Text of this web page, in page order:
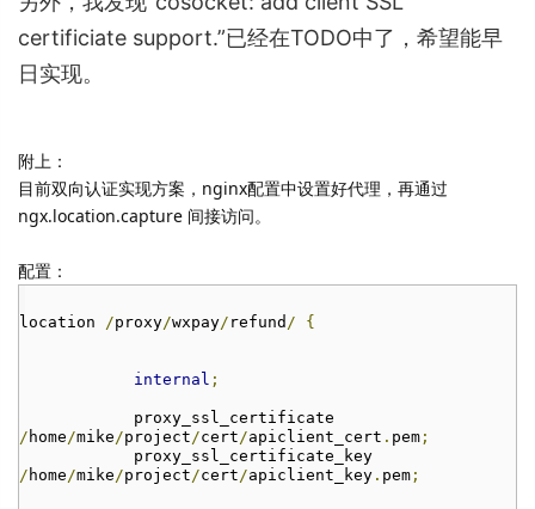
certificiate support.”已经在TODO中了，希望能早
日实现。
附上：
目前双向认证实现方案，nginx配置中设置好代理，再通过
ngx.location.capture 间接访问。
配置：
location /proxy/wxpay/ refund / {
internal ;
proxy_ssl_certificate
/ home/mike/project/cert/apiclient_cert . pem ;
proxy_ssl_certificate_key
/ home/mike/project/cert/apiclient_key . pem ;